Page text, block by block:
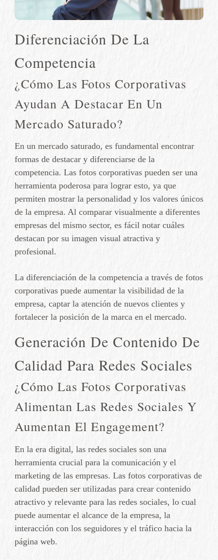
Diferenciación De La
Competencia
¿Cómo Las Fotos Corporativas
Ayudan A Destacar En Un
Mercado Saturado?
En un mercado saturado, es fundamental encontrar
formas de destacar y diferenciarse de la
competencia. Las fotos corporativas pueden ser una
herramienta poderosa para lograr esto, ya que
permiten mostrar la personalidad y los valores únicos
de la empresa. Al comparar visualmente a diferentes
empresas del mismo sector, es fácil notar cuáles
destacan por su imagen visual atractiva y
profesional.
La diferenciación de la competencia a través de fotos
corporativas puede aumentar la visibilidad de la
empresa, captar la atención de nuevos clientes y
fortalecer la posición de la marca en el mercado.
Generación De Contenido De
Calidad Para Redes Sociales
¿Cómo Las Fotos Corporativas
Alimentan Las Redes Sociales Y
Aumentan El Engagement?
En la era digital, las redes sociales son una
herramienta crucial para la comunicación y el
marketing de las empresas. Las fotos corporativas de
calidad pueden ser utilizadas para crear contenido
atractivo y relevante para las redes sociales, lo cual
puede aumentar el alcance de la empresa, la
interacción con los seguidores y el tráfico hacia la
página web.